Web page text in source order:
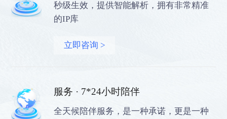
秒级生效，提供智能解析，拥有非常精准
的IP库
立即咨询 >
服务 · 7*24小时陪伴
全天候陪伴服务，是一种承诺，更是一种